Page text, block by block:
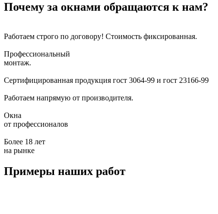
Почему за окнами обращаются к нам?
Работаем строго по договору! Стоимость фиксированная.
Профессиональный
монтаж.
Сертифицированная продукция гост 3064-99 и гост 23166-99
Работаем напрямую от производителя.
Окна
от профессионалов
Более 18 лет
на рынке
Примеры наших работ